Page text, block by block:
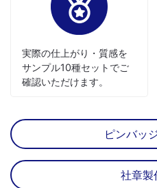
ピンバッ
社章製
実際の仕上がり・質感を
サンプル10種セットでご
確認いただけます。